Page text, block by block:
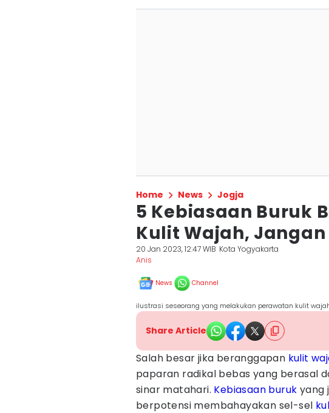
Home News Jogja
5 Kebiasaan Buruk
Kulit Wajah,
20 Jan 2023, 12:47 WIB Kota Yogyakarta
Anis
News Channel
ilustrasi seseorang yang melakukan perawatan kulit
Share Article
Salah besar jika beranggapan kulit
paparan radikal bebas yang berasal
sinar matahari. Kebiasaan buruk yang
berpotensi membahayakan sel-sel